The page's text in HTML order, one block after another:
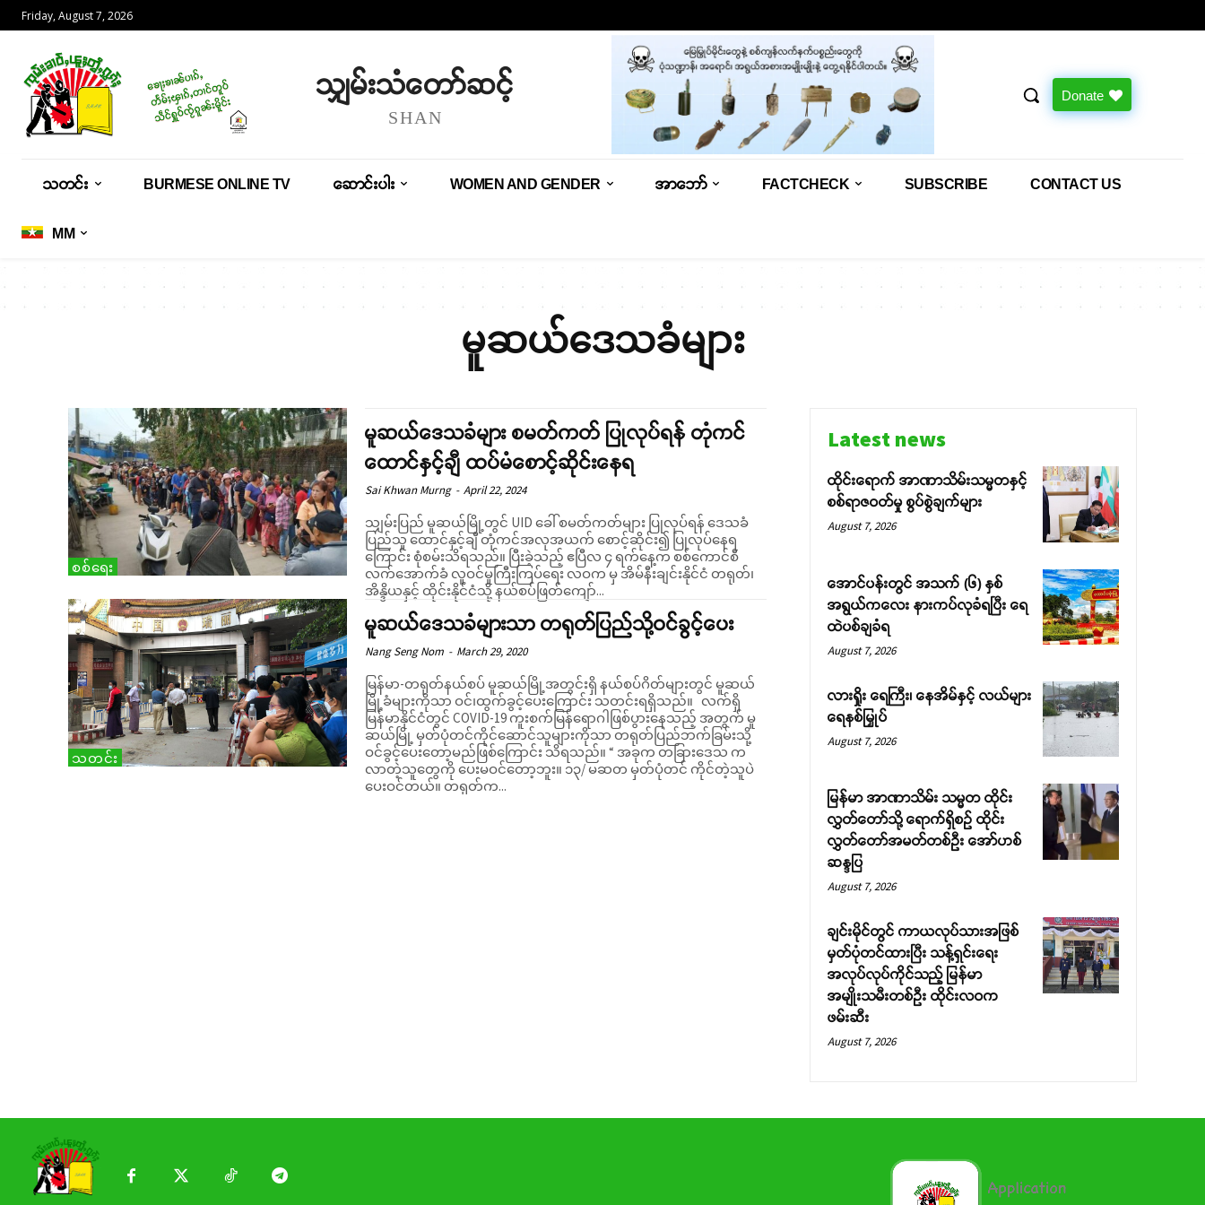
Friday, August 7, 2026
သျှမ်းသံတော်ဆင့်
SHAN
Donate
သတင်း BURMESE ONLINE TV ဆောင်းပါး WOMEN AND GENDER အာဘော် FACTCHECK SUBSCRIBE CONTACT US
MM
မူဆယ်ဒေသခံများ
စစ်ရေး
မူဆယ်ဒေသခံများ စမတ်ကတ် ပြုလုပ်ရန် တုံကင်
ထောင်နှင့်ချီ ထပ်မံစောင့်ဆိုင်းနေရ
Sai Khwan Murng - April 22, 2024
သျှမ်းပြည် မူဆယ်မြို့တွင် UID ခေါ် စမတ်ကတ်များ ပြုလုပ်ရန် ဒေသခံ
ပြည်သူ ထောင်နှင့်ချီ တုံကင်အလုအယက် စောင့်ဆိုင်း၍ ပြုလုပ်နေရ
ကြောင်း စုံစမ်းသိရသည်။ ပြီးခဲ့သည့် ဧပြီလ ၄ ရက်နေ့က စစ်ကောင်စီ
လက်အောက်ခံ လူဝင်မှုကြီးကြပ်ရေး လဝက မှ အိမ်နီးချင်းနိုင်ငံ တရုတ်၊
အိန္ဒိယနှင့် ထိုင်းနိုင်ငံသို့ နယ်စပ်ဖြတ်ကျော်...
သတင်း
မူဆယ်ဒေသခံများသာ တရုတ်ပြည်သို့ဝင်ခွင့်ပေး
Nang Seng Nom - March 29, 2020
မြန်မာ-တရုတ်နယ်စပ် မူဆယ်မြို့အတွင်းရှိ နယ်စပ်ဂိတ်များတွင် မူဆယ်
မြို့ခံများကိုသာ ဝင်၊ထွက်ခွင့်ပေးကြောင်း သတင်းရရှိသည်။ လက်ရှိ
မြန်မာနိုင်ငံတွင် COVID-19 ကူးစက်မြန်ရောဂါဖြစ်ပွားနေသည့် အတွက် မူ
ဆယ်မြို့ မှတ်ပုံတင်ကိုင်ဆောင်သူများကိုသာ တရုတ်ပြည်ဘက်ခြမ်းသို့
ဝင်ခွင့်ပေးတော့မည်ဖြစ်ကြောင်း သိရသည်။ “ အခုက တခြားဒေသ က
လာတဲ့သူတွေကို ပေးမဝင်တော့ဘူး။ ၁၃/ မဆတ မှတ်ပုံတင် ကိုင်တဲ့သူပဲ
ပေးဝင်တယ်။ တရုတ်က...
Latest news
ထိုင်းရောက် အာဏာသိမ်းသမ္မတနှင့်
စစ်ရာဇဝတ်မှု စွပ်စွဲချက်များ
August 7, 2026
အောင်ပန်းတွင် အသက် (၆) နှစ်
အရွယ်ကလေး နားကပ်လုခံရပြီး ရေ
ထဲပစ်ချခံရ
August 7, 2026
လားရှိုး ရေကြီး၊ နေအိမ်နှင့် လယ်များ
ရေနစ်မြှုပ်
August 7, 2026
မြန်မာ အာဏာသိမ်း သမ္မတ ထိုင်း
လွှတ်တော်သို့ ရောက်ရှိစဉ် ထိုင်း
လွှတ်တော်အမတ်တစ်ဦး အော်ဟစ်
ဆန္ဒပြ
August 7, 2026
ချင်းမိုင်တွင် ကာယလုပ်သားအဖြစ်
မှတ်ပုံတင်ထားပြီး သန့်ရှင်းရေး
အလုပ်လုပ်ကိုင်သည့် မြန်မာ
အမျိုးသမီးတစ်ဦး ထိုင်းလဝက
ဖမ်းဆီး
August 7, 2026